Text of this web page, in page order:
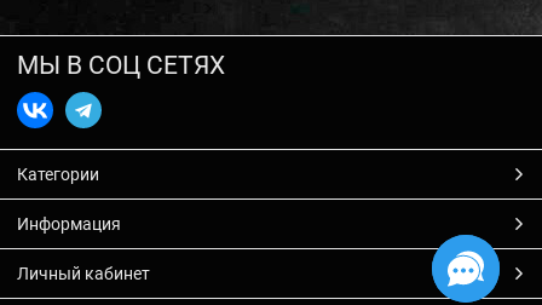
МЫ В СОЦ СЕТЯХ
Категории
Информация
Личный кабинет